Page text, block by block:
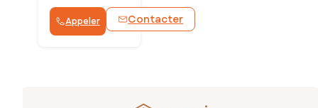
Appeler Contacter